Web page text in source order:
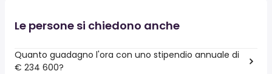
Le persone si chiedono anche
Quanto guadagno l'ora con uno stipendio annuale di
€ 234 600?